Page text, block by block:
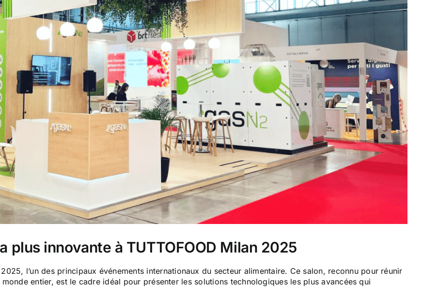
plus innovante à TUTTOFOOD Milan 2025
l’un des principaux événements internationaux du secteur alimentaire. Ce salon, reconnu pour réunir
entier, est le cadre idéal pour présenter les solutions technologiques les plus avancées qui